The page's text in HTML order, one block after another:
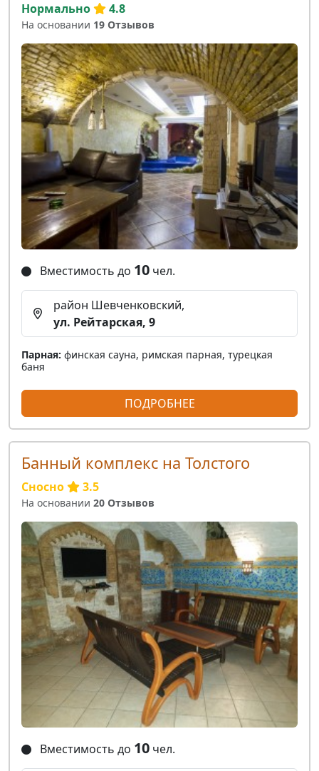
Нормально 4.8
На основании 19 Отзывов
Вместимость до 10 чел.
район Шевченковский,
ул. Рейтарская, 9
Парная: финская сауна, римская парная, турецкая
баня
ПОДРОБНЕЕ
Банный комплекс на Толстого
Сносно 3.5
На основании 20 Отзывов
Вместимость до 10 чел.